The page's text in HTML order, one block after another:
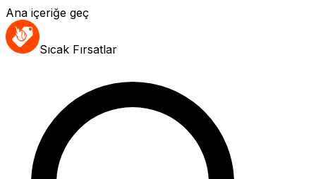
Ana içeriğe geç
Sıcak Fırsatlar